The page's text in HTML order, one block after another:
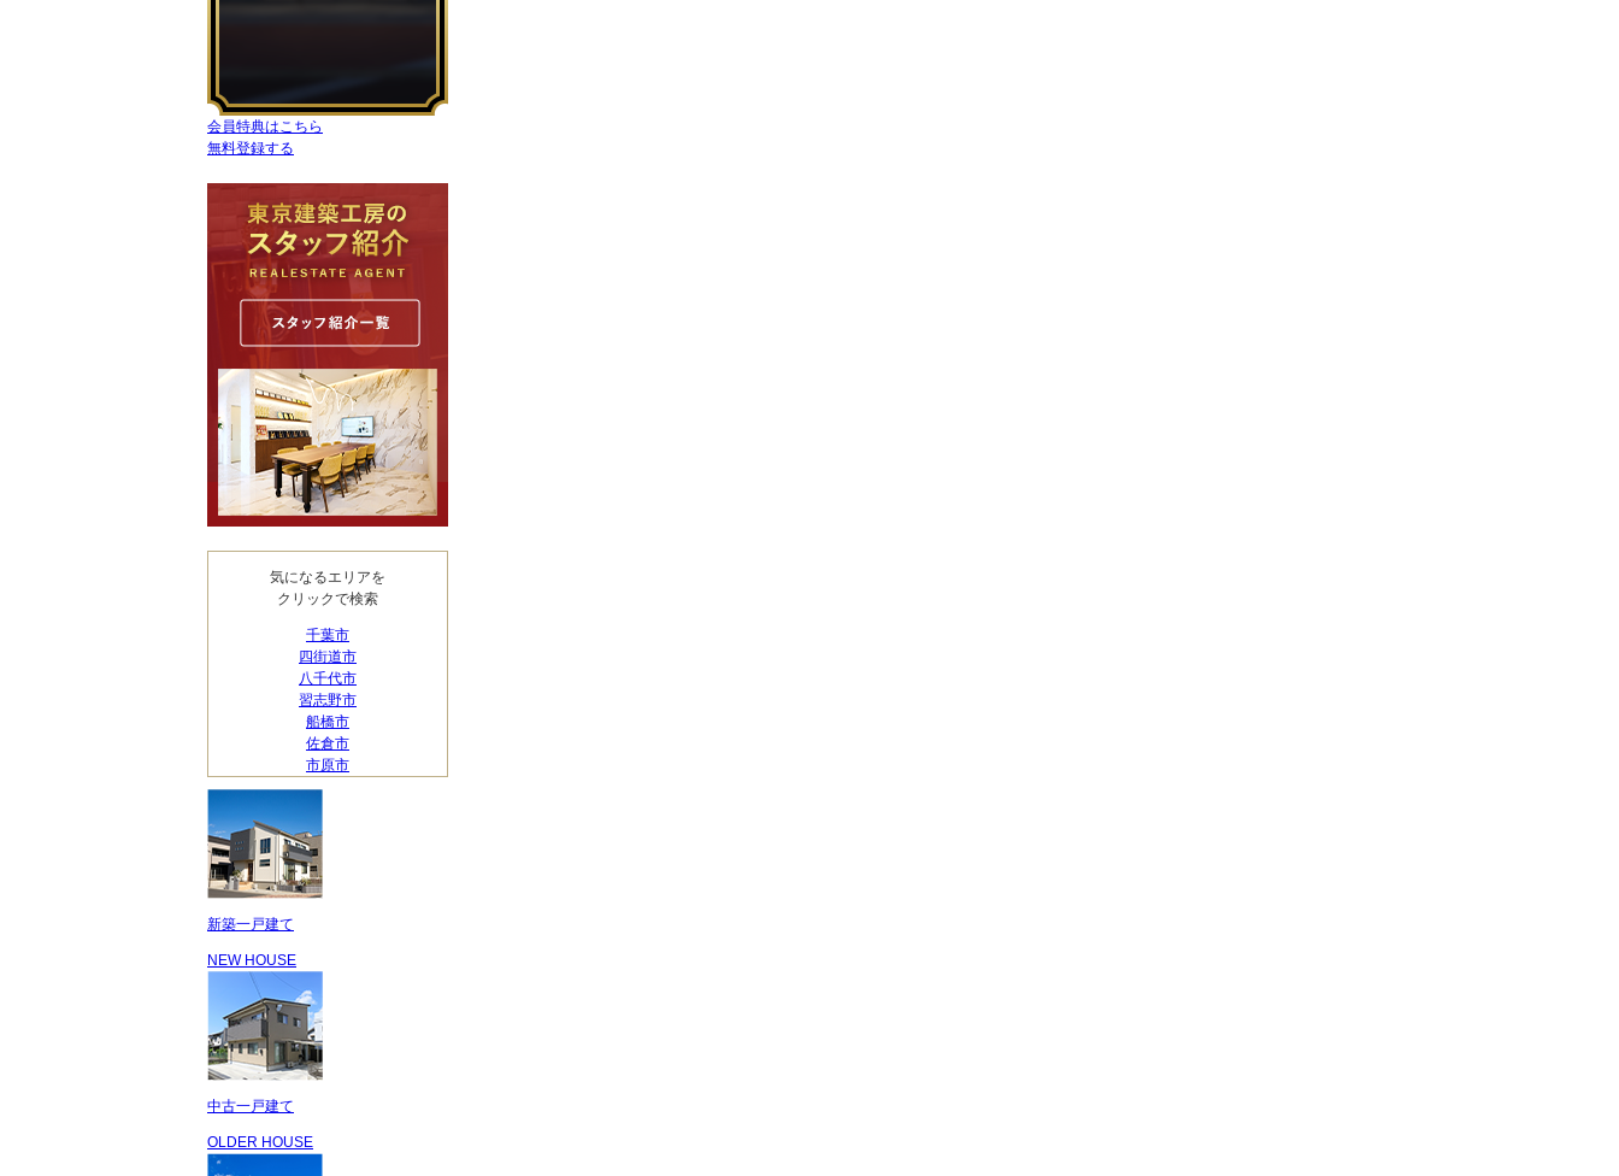
会員特典はこちら
無料登録する
気になるエリアを
クリックで検索
千葉市
四街道市
八千代市
習志野市
船橋市
佐倉市
市原市
新築一戸建て
NEW HOUSE
中古一戸建て
OLDER HOUSE